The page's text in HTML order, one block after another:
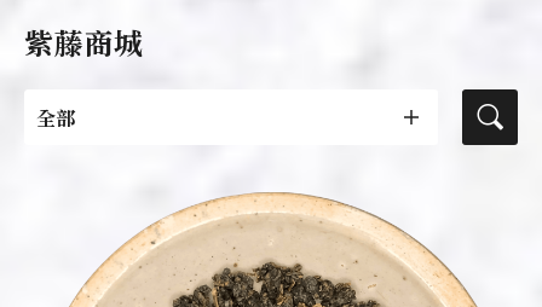
紫藤商城
全部
紫藤茶器